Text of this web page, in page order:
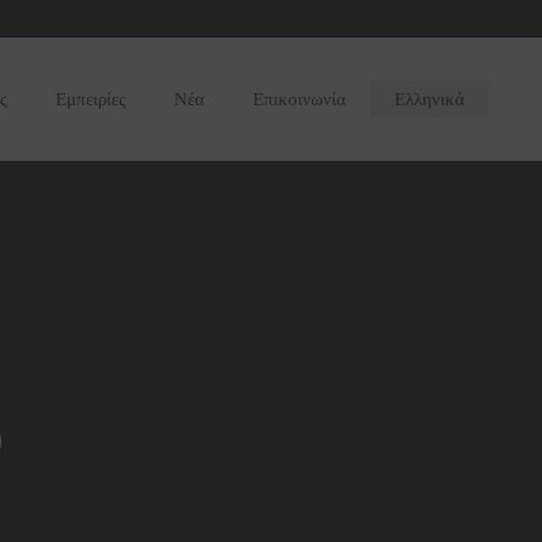
Εμπειρίες Νέα Επικοινωνία Ελληνικά